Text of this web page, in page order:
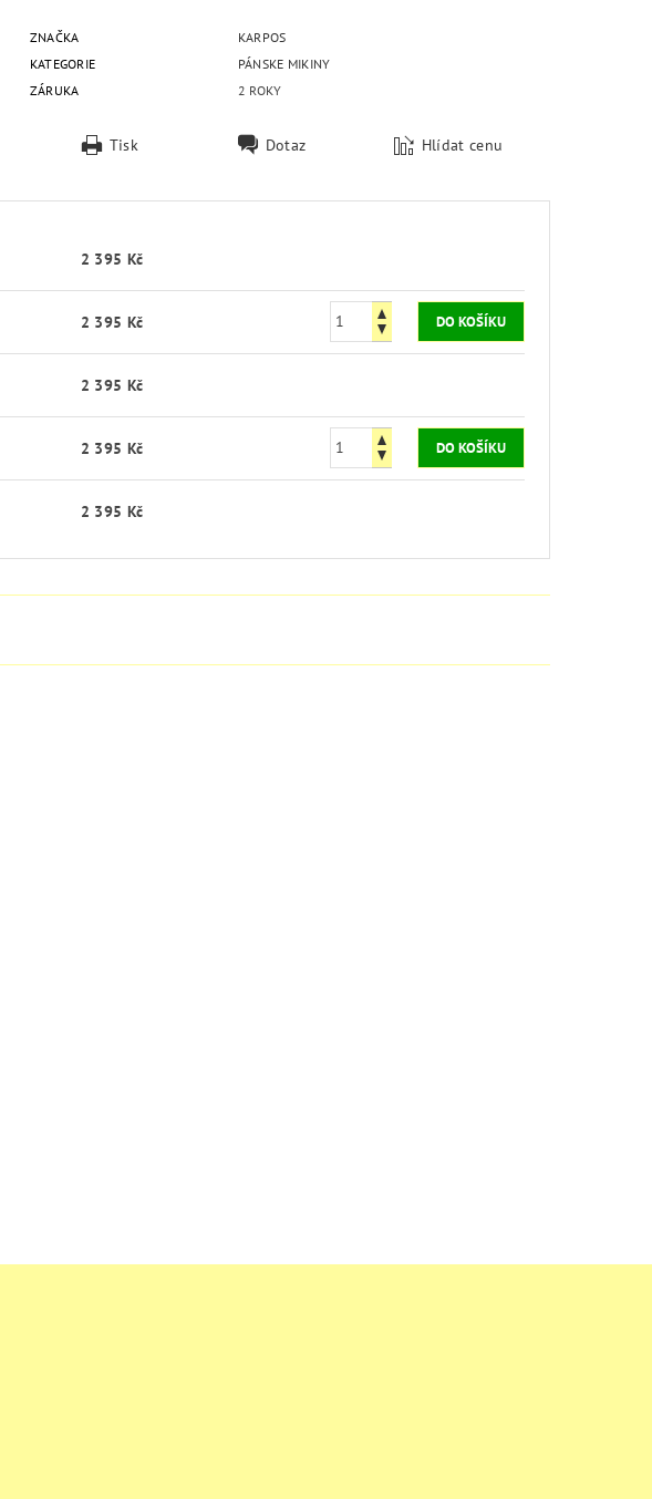
ZNAČKA
KARPOS
KATEGORIE
PÁNSKE MIKINY
ZÁRUKA
2 ROKY
Tisk Dotaz Hlídat cenu
2 395 Kč
2 395 Kč
2 395 Kč
2 395 Kč
2 395 Kč